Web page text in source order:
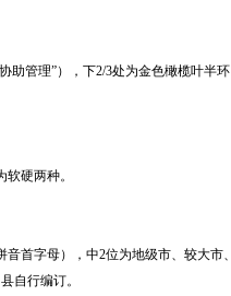
助管理”），下2/3处为金色橄榄叶半环
硬两种。
首字母），中2位为地级市、较大市、
自行编订。